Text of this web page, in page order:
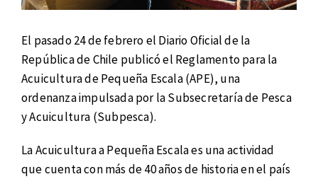
El pasado 24 de febrero el Diario Oficial de la
República de Chile publicó el Reglamento para la
Acuicultura de Pequeña Escala (APE), una
ordenanza impulsada por la Subsecretaría de Pesca
y Acuicultura (Subpesca).
La Acuicultura a Pequeña Escala es una actividad
que cuenta con más de 40 años de historia en el país